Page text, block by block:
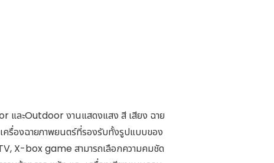
และOutdoor งานแสดงแสง สี เสียง ฉาย
ครื่องฉายภาพยนตร์ที่รองรับทั้งรูปแบบของ
X-box game สามารถเลือกความคมชัด